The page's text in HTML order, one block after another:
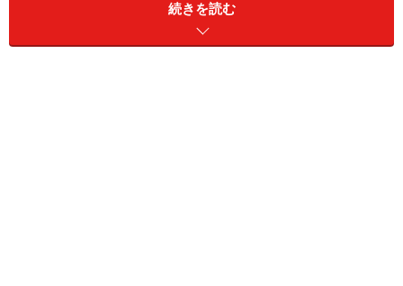
まず、住民税の金額がいくらかを確認する方法を解説し
ます。
続きを読む